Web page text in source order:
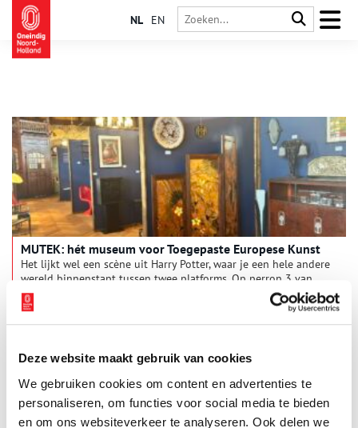
Deze website maakt gebruik van cookies
We gebruiken cookies om content en advertenties te
personaliseren, om functies voor social media te bieden
en om ons websiteverkeer te analyseren. Ook delen we
NL EN
MUTEK: hét museum voor Toegepaste Europese Kunst
Het lijkt wel een scène uit Harry Potter, waar je een hele andere
wereld binnenstapt tussen twee platforms. Op perron 3 van
station Haarlem bevindt zich het MUTEK Museum: hét museum
voor Toegepaste Europese Kunst. De voormalig tweedeklas
wachtkamer, uitgevoerd in de prachtige art-nouveaustijl, is de
Noord-Holland bracht een bezoek aan dit bijzondere museum.